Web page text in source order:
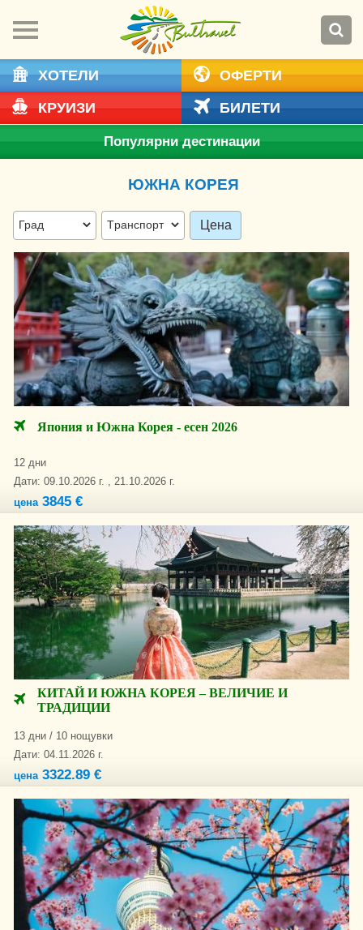
ХОТЕЛИ
ОФЕРТИ
КРУИЗИ
БИЛЕТИ
Популярни дестинации
ЮЖНА КОРЕЯ
Цена
Япония и Южна Корея - есен 2026
12 дни
Дати: 09.10.2026 г. , 21.10.2026 г.
цена3845 €
КИТАЙ И ЮЖНА КОРЕЯ – ВЕЛИЧИЕ И
ТРАДИЦИИ
13 дни / 10 нощувки
Дати: 04.11.2026 г.
цена3322.89 €